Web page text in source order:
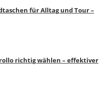
für Alltag und Tour –
richtig wählen – effektiver